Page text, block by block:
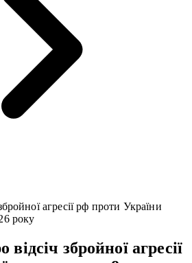
агресії рф проти України
року
збройної агресії